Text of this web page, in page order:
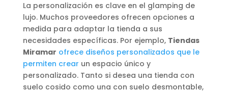
La personalización es clave en el glamping de
lujo. Muchos proveedores ofrecen opciones a
medida para adaptar la tienda a sus
necesidades específicas. Por ejemplo, Tiendas
Miramar ofrece diseños personalizados que le
permiten crear un espacio único y
personalizado. Tanto si desea una tienda con
suelo cosido como una con suelo desmontable,